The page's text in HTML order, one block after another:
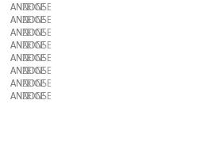
ANZEIGE
ANZEIGE
ANZEIGE
ANZEIGE
ANZEIGE
ANZEIGE
ANZEIGE
ANZEIGE